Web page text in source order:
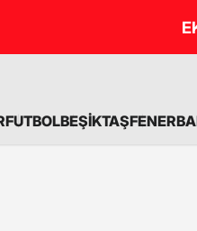
FUTBOLBEŞİKTAŞ